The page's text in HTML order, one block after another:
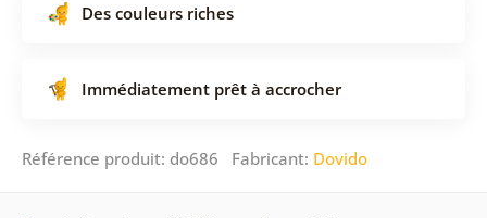
Des couleurs riches
Immédiatement prêt à accrocher
Référence produit: do686 Fabricant: Dovido